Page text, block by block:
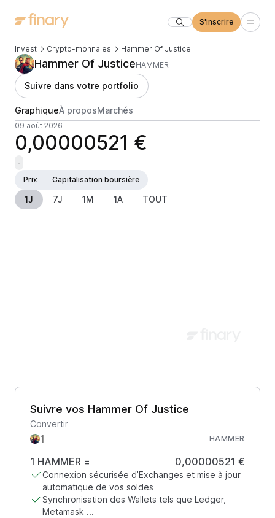
S'inscrire
Invest Crypto-monnaies Hammer Of Justice
Hammer Of JusticeHAMMER
Suivre dans votre portfolio
GraphiqueÀ proposMarchés
09 août 2026
0,00000521 €
-
Prix
Capitalisation boursière
1J 7J 1M 1A TOUT
Suivre vos Hammer Of Justice
Convertir
HAMMER
1 HAMMER = 0,00000521 €
Connexion sécurisée d’Exchanges et mise à jour
automatique de vos soldes
Synchronisation des Wallets tels que Ledger,
Metamask ...